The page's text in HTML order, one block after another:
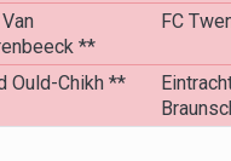
**
FC
Ould-Chikh **